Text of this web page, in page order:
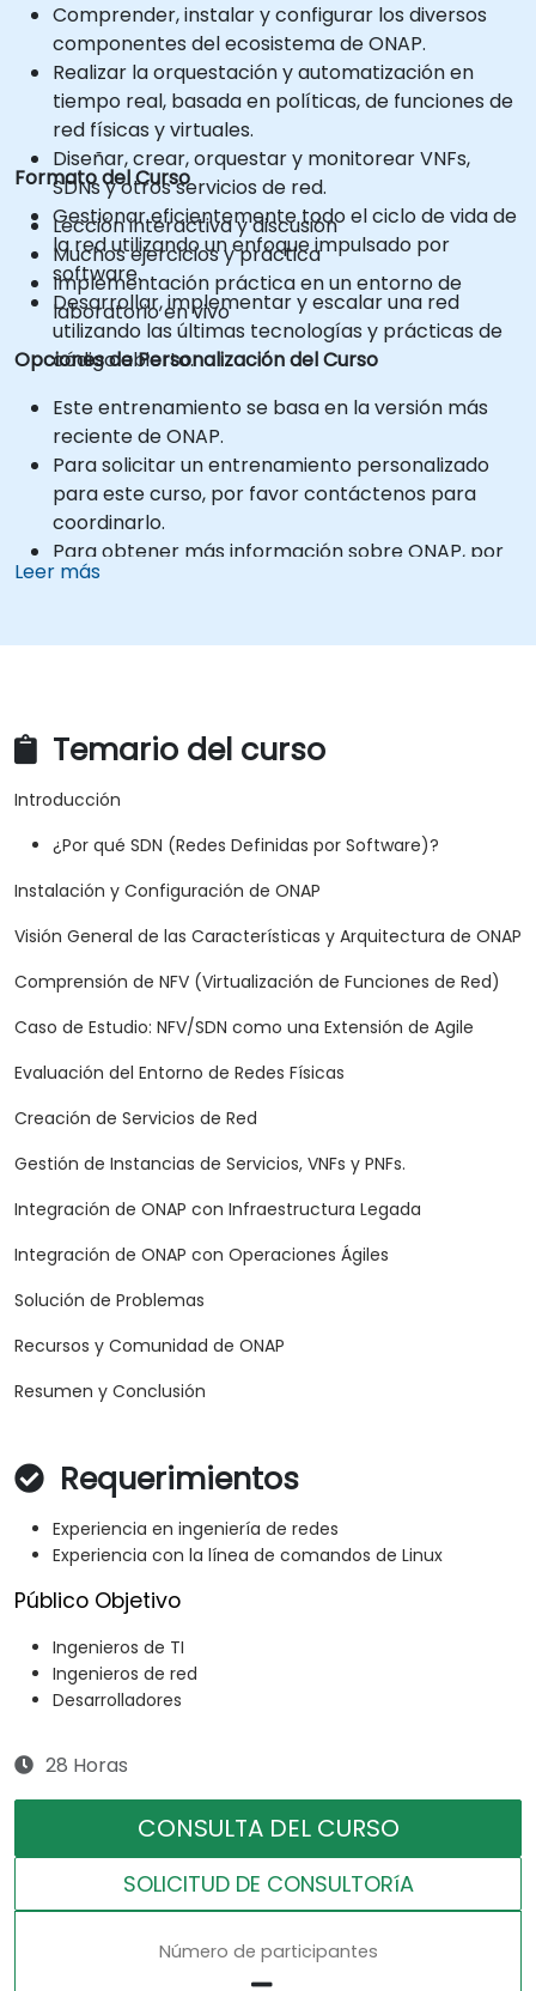
Comprender, instalar y configurar los diversos
componentes del ecosistema de ONAP.
Realizar la orquestación y automatización en
tiempo real, basada en políticas, de funciones de
red físicas y virtuales.
Diseñar, crear, orquestar y monitorear VNFs,
SDNs y otros servicios de red.
Gestionar eficientemente todo el ciclo de vida de
la red utilizando un enfoque impulsado por
software.
Desarrollar, implementar y escalar una red
utilizando las últimas tecnologías y prácticas de
código abierto.
Formato del Curso
Lección interactiva y discusión
Muchos ejercicios y práctica
Implementación práctica en un entorno de
laboratorio en vivo
Opciones de Personalización del Curso
Este entrenamiento se basa en la versión más
reciente de ONAP.
Para solicitar un entrenamiento personalizado
para este curso, por favor contáctenos para
coordinarlo.
Para obtener más información sobre ONAP, por
favor visite: https://www.onap.org/
Leer más
Temario del curso
Introducción
¿Por qué SDN (Redes Definidas por Software)?
Instalación y Configuración de ONAP
Visión General de las Características y Arquitectura de ONAP
Comprensión de NFV (Virtualización de Funciones de Red)
Caso de Estudio: NFV/SDN como una Extensión de Agile
Evaluación del Entorno de Redes Físicas
Creación de Servicios de Red
Gestión de Instancias de Servicios, VNFs y PNFs.
Integración de ONAP con Infraestructura Legada
Integración de ONAP con Operaciones Ágiles
Solución de Problemas
Recursos y Comunidad de ONAP
Resumen y Conclusión
Requerimientos
Experiencia en ingeniería de redes
Experiencia con la línea de comandos de Linux
Público Objetivo
Ingenieros de TI
Ingenieros de red
Desarrolladores
28 Horas
CONSULTA DEL CURSO
SOLICITUD DE CONSULTORíA
Número de participantes